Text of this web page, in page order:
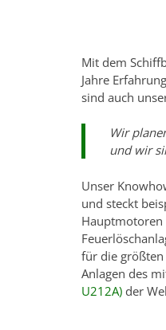
Mit dem
Jahre
sind auch
Wir
und wir
Unser
und steckt
Hauptmotoren
für die größten
Anlagen des
U212A) der